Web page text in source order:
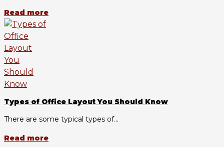
Read more
Types of Office Layout You Should Know
There are some typical types of...
Read more